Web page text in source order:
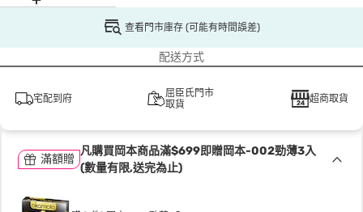
查看門市庫存 (可能有時間誤差)
配送方式
宅配到府
屈臣氏門市
取貨
超商取貨
滿額贈
凡購買岡本商品滿$699即贈岡本-002勁薄3入
(數量有限,送完為止)